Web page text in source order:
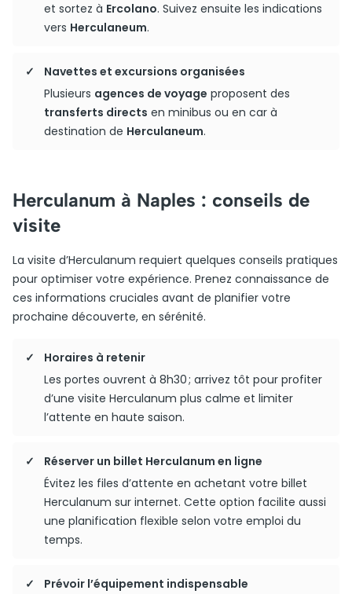
et sortez à Ercolano. Suivez ensuite les indications
vers Herculaneum.
Navettes et excursions organisées
Plusieurs agences de voyage proposent des
transferts directs en minibus ou en car à
destination de Herculaneum.
Herculanum à Naples : conseils de
visite
La visite d’Herculanum requiert quelques conseils pratiques
pour optimiser votre expérience. Prenez connaissance de
ces informations cruciales avant de planifier votre
prochaine découverte, en sérénité.
Horaires à retenir
Les portes ouvrent à 8h30 ; arrivez tôt pour profiter
d’une visite Herculanum plus calme et limiter
l’attente en haute saison.
Réserver un billet Herculanum en ligne
Évitez les files d’attente en achetant votre billet
Herculanum sur internet. Cette option facilite aussi
une planification flexible selon votre emploi du
temps.
Prévoir l’équipement indispensable